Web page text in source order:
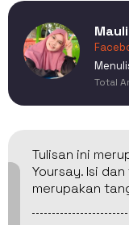
Total
Tulisan ini
Yoursay. Isi
merupakan